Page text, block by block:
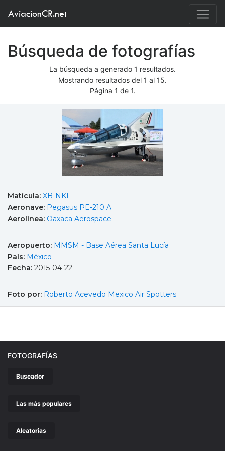
AviacionCR.net
Búsqueda de fotografías
La búsqueda a generado 1 resultados.
Mostrando resultados del 1 al 15.
Página 1 de 1.
Matícula: XB-NKI
Aeronave: Pegasus PE-210 A
Aerolínea: Oaxaca Aerospace
Aeropuerto: MMSM - Base Aérea Santa Lucía
País: México
Fecha: 2015-04-22
Foto por: Roberto Acevedo Mexico Air Spotters
FOTOGRAFÍAS
Buscador
Las más populares
Aleatorias